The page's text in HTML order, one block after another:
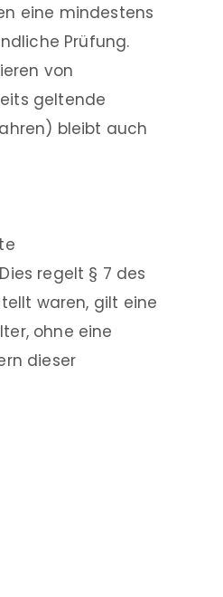
eine mindestens
Prüfung.
von
geltende
bleibt auch
regelt § 7 des
waren, gilt eine
ohne eine
dieser